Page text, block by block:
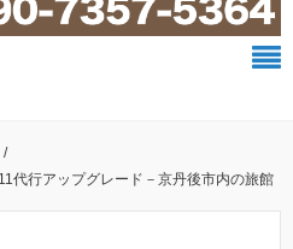
/
代行アップグレード－京丹後市内の旅館